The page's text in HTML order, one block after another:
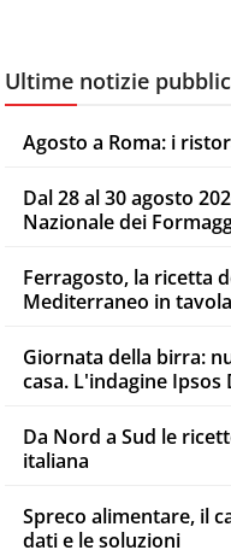
Ultime notizie
Agosto a Roma: i
Dal 28 al 30 agosto
Nazionale dei
Ferragosto, la ricetta
Mediterraneo in tavola
Giornata della birra:
casa. L'indagine Ipsos
Da Nord a Sud le
italiana
Spreco alimentare, il
dati e le soluzioni